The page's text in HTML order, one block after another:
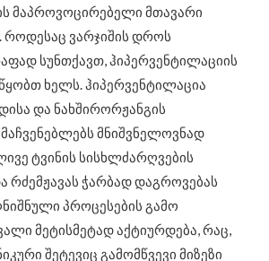
მაპროვოცირებელი მთავარი
როდესაც ვარჯიშის დროს
სუნთქავთ, ჰიპერვენტილაციის
ხელს. ჰიპერვენტილაცია
და ნახშირორჟანგის
მნიშვნელოვნად
ტვინის სისხლძარღვების
რძემჟავას ჭარბად დაგროვებას
პროცესების გამო
მეტისმეტად აქტიურდება, რაც,
შეტევიც გამომწვევი მიზეზი